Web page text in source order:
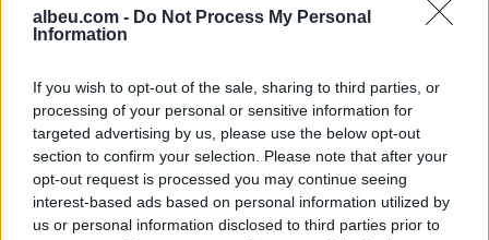
albeu.com - Do Not Process My Personal
Information
If you wish to opt-out of the sale, sharing to third parties, or
processing of your personal or sensitive information for
targeted advertising by us, please use the below opt-out
section to confirm your selection. Please note that after your
opt-out request is processed you may continue seeing
interest-based ads based on personal information utilized by
us or personal information disclosed to third parties prior to
për arrogancë ndaj Ronaldos
me një deklaratë të fortë